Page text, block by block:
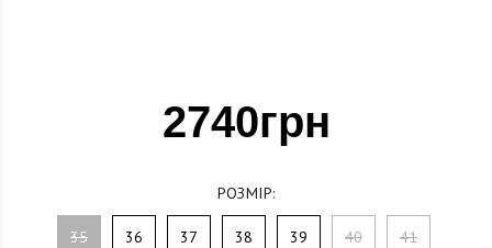
2740грн
РОЗМІР:
35 36 37 38 39 40 41